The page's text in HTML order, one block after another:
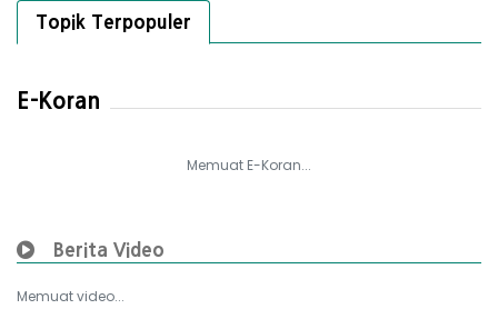
Topik Terpopuler
E-Koran
Memuat E-Koran...
Berita Video
Memuat video...